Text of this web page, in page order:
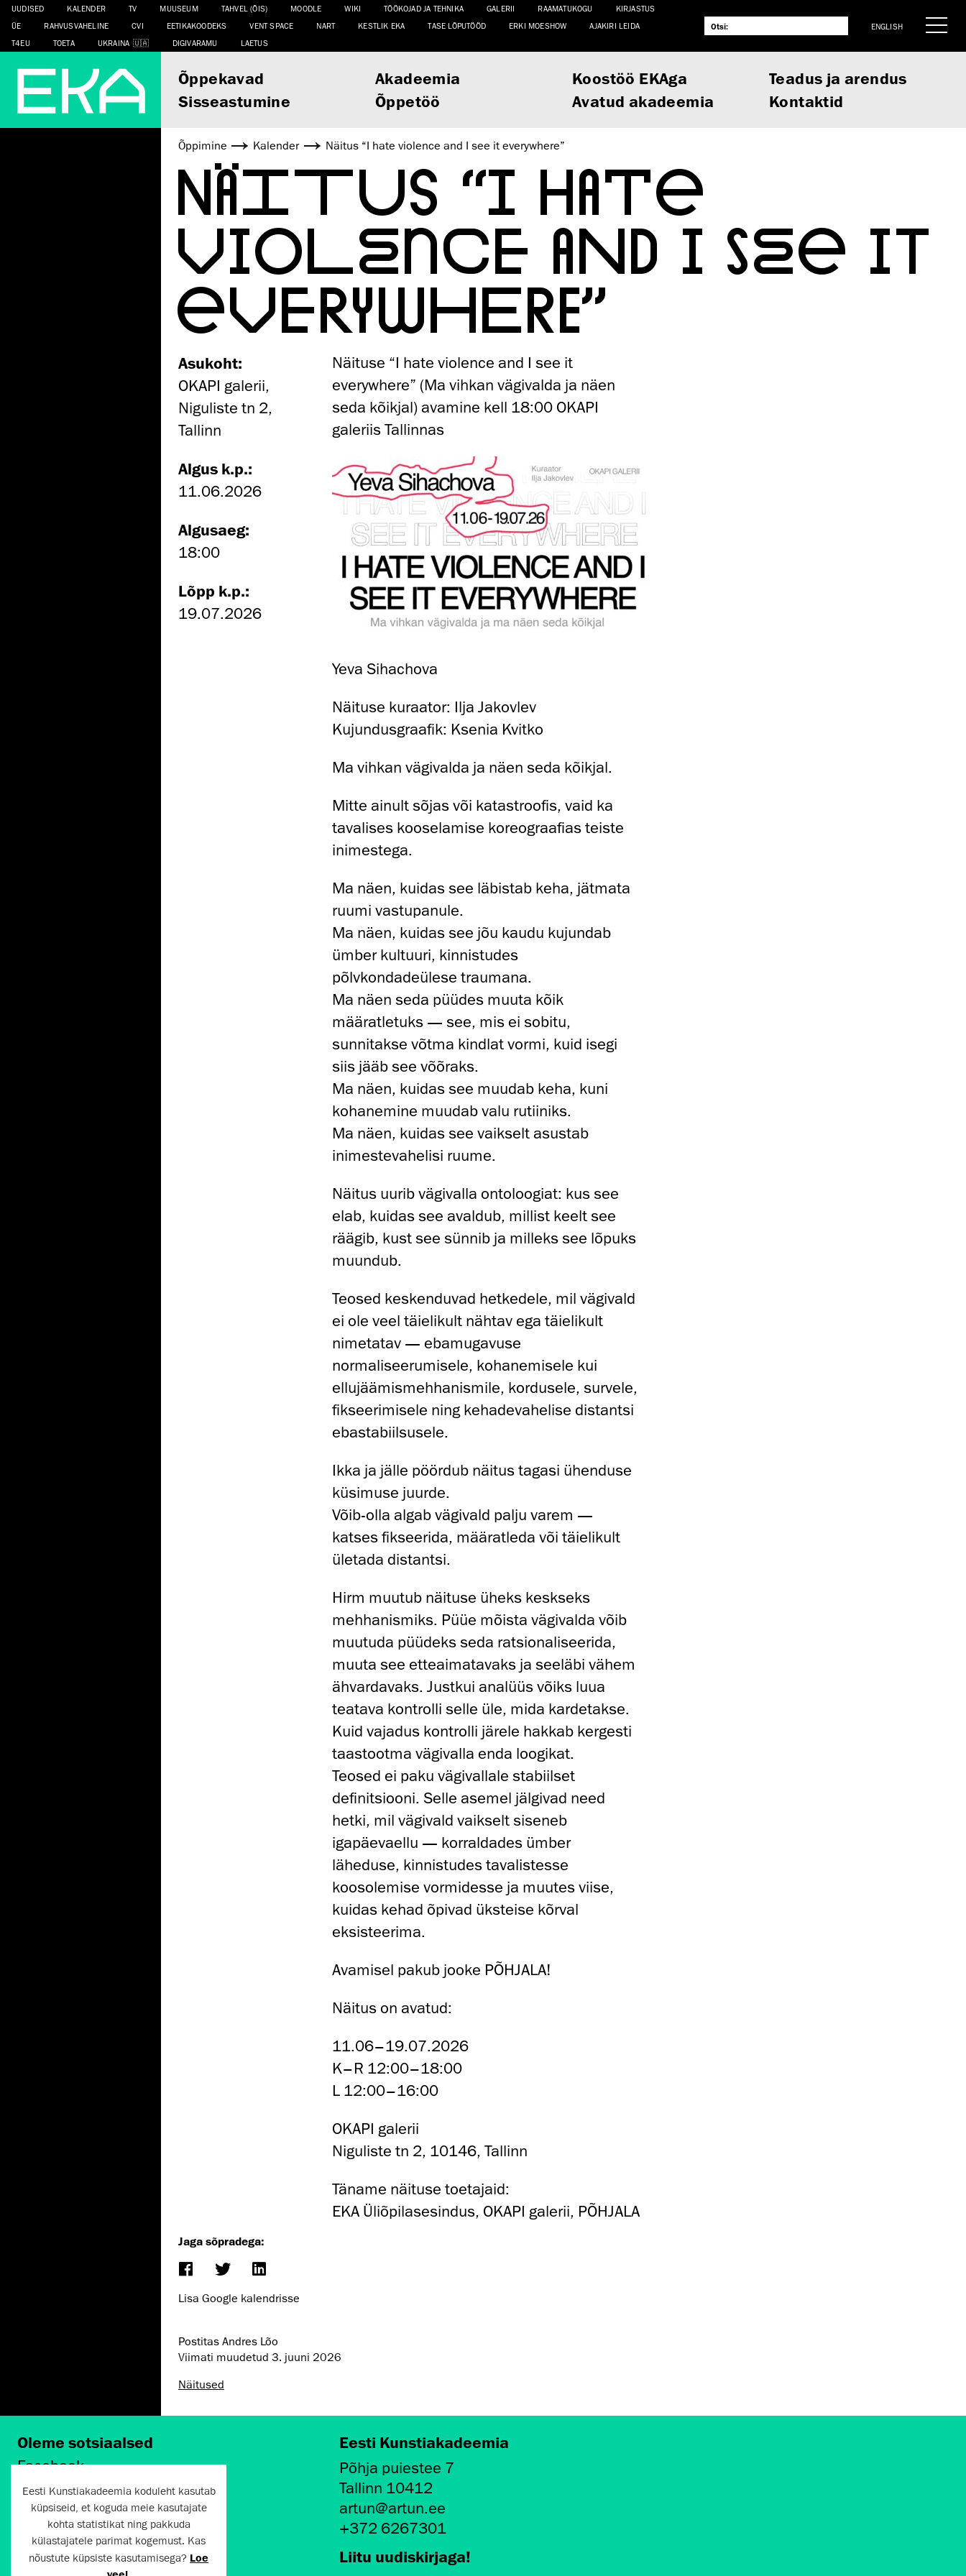
UUDISED KALENDER TV MUUSEUM TAHVEL (ÕIS) MOODLE WIKI TÖÖKOJAD JA TEHNIKA GALERII RAAMATUKOGU
KIRJASTUS
ÜE
RAHVUSVAHELINE CVI EETIKAKOODEKS VENT SPACE NART KESTLIK EKA TASE LÕPUTÖÖD ERKI MOESHOW
AJAKIRI LEIDA
T4EU
TOETA UKRAINA DIGIVARAMU LAETUS
ENGLISH
Õppekavad Akadeemia Koostöö EKAga
Teadus ja arendus
Sisseastumine
Õppetöö Avatud akadeemia Kontaktid
Õppimine Kalender Näitus “I hate violence and I see it everywhere”
NÄITUS “I HATE
VIOLENCE AND I SEE IT
EVERYWHERE”
Asukoht:
OKAPI galerii,
Niguliste tn 2,
Tallinn
Algus k.p.:
11.06.2026
Algusaeg:
18:00
Lõpp k.p.:
19.07.2026
Näituse “I hate violence and I see it
everywhere” (Ma vihkan vägivalda ja näen
seda kõikjal) avamine kell 18:00 OKAPI
galeriis Tallinnas
Yeva Sihachova
Näituse kuraator: Ilja Jakovlev
Kujundusgraafik: Ksenia Kvitko
Ma vihkan vägivalda ja näen seda kõikjal.
Mitte ainult sõjas või katastroofis, vaid ka
tavalises kooselamise koreograafias teiste
inimestega.
Ma näen, kuidas see läbistab keha, jätmata
ruumi vastupanule.
Ma näen, kuidas see jõu kaudu kujundab
ümber kultuuri, kinnistudes
põlvkondadeülese traumana.
Ma näen seda püüdes muuta kõik
määratletuks — see, mis ei sobitu,
sunnitakse võtma kindlat vormi, kuid isegi
siis jääb see võõraks.
Ma näen, kuidas see muudab keha, kuni
kohanemine muudab valu rutiiniks.
Ma näen, kuidas see vaikselt asustab
inimestevahelisi ruume.
Näitus uurib vägivalla ontoloogiat: kus see
elab, kuidas see avaldub, millist keelt see
räägib, kust see sünnib ja milleks see lõpuks
muundub.
Teosed keskenduvad hetkedele, mil vägivald
ei ole veel täielikult nähtav ega täielikult
nimetatav — ebamugavuse
normaliseerumisele, kohanemisele kui
ellujäämismehhanismile, kordusele, survele,
fikseerimisele ning kehadevahelise distantsi
ebastabiilsusele.
Ikka ja jälle pöördub näitus tagasi ühenduse
küsimuse juurde.
Võib-olla algab vägivald palju varem —
katses fikseerida, määratleda või täielikult
ületada distantsi.
Hirm muutub näituse üheks keskseks
mehhanismiks. Püüe mõista vägivalda võib
muutuda püüdeks seda ratsionaliseerida,
muuta see etteaimatavaks ja seeläbi vähem
ähvardavaks. Justkui analüüs võiks luua
teatava kontrolli selle üle, mida kardetakse.
Kuid vajadus kontrolli järele hakkab kergesti
taastootma vägivalla enda loogikat.
Teosed ei paku vägivallale stabiilset
definitsiooni. Selle asemel jälgivad need
hetki, mil vägivald vaikselt siseneb
igapäevaellu — korraldades ümber
läheduse, kinnistudes tavalistesse
koosolemise vormidesse ja muutes viise,
kuidas kehad õpivad üksteise kõrval
eksisteerima.
Avamisel pakub jooke PÕHJALA!
Näitus on avatud:
11.06–19.07.2026
K–R 12:00–18:00
L 12:00–16:00
OKAPI galerii
Niguliste tn 2, 10146, Tallinn
Täname näituse toetajaid:
EKA Üliõpilasesindus, OKAPI galerii, PÕHJALA
Jaga sõpradega:
Lisa Google kalendrisse
Postitas Andres Lõo
Viimati muudetud 3. juuni 2026
Näitused
Oleme sotsiaalsed
Facebook
Twitter
LinkedIn
Flickr
Vimeo
YouTube
Eesti Kunstiakadeemia
Põhja puiestee 7
Tallinn 10412
artun@artun.ee
+372 6267301
Liitu uudiskirjaga!
Eesti Kunstiakadeemia koduleht kasutab
küpsiseid, et koguda meie kasutajate
kohta statistikat ning pakkuda
külastajatele parimat kogemust. Kas
nõustute küpsiste kasutamisega? Loe